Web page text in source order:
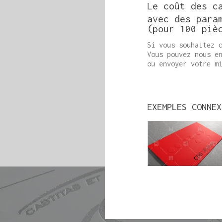
Le coût des
avec des
(pour 100
Si vous souhaitez
Vous pouvez nous
ou envoyer votre
EXEMPLES